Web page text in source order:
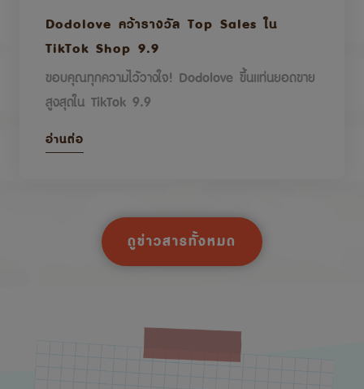
Dodolove คว้ารางวัล Top Sales ใน
TikTok Shop 9.9
ขอบคุณทุกความไว้วางใจ! Dodolove ขึ้นแท่นยอดขาย
สูงสุดใน TikTok 9.9
อ่านต่อ
ดูข่าวสารทั้งหมด